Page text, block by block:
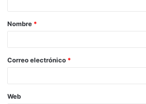
a
r
*
Nombre *
Correo electrónico *
Web